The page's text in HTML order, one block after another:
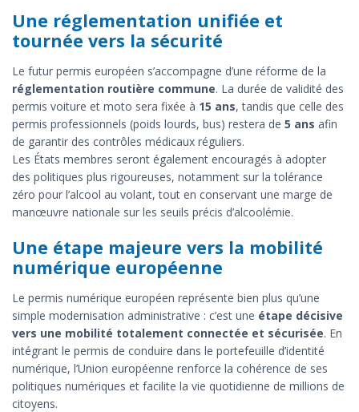
Une réglementation unifiée et
tournée vers la sécurité
Le futur permis européen s’accompagne d’une réforme de la
réglementation routière commune. La durée de validité des
permis voiture et moto sera fixée à 15 ans, tandis que celle des
permis professionnels (poids lourds, bus) restera de 5 ans afin
de garantir des contrôles médicaux réguliers.
Les États membres seront également encouragés à adopter
des politiques plus rigoureuses, notamment sur la tolérance
zéro pour l’alcool au volant, tout en conservant une marge de
manœuvre nationale sur les seuils précis d’alcoolémie.
Une étape majeure vers la mobilité
numérique européenne
Le permis numérique européen représente bien plus qu’une
simple modernisation administrative : c’est une étape décisive
vers une mobilité totalement connectée et sécurisée. En
intégrant le permis de conduire dans le portefeuille d’identité
numérique, l’Union européenne renforce la cohérence de ses
politiques numériques et facilite la vie quotidienne de millions de
citoyens.